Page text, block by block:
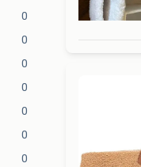
0
0
0
0
0
0
0